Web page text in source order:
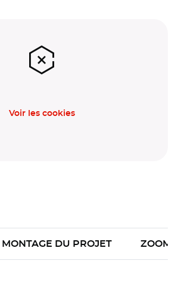
Voir les cookies
MONTAGE DU PROJET ZOOM